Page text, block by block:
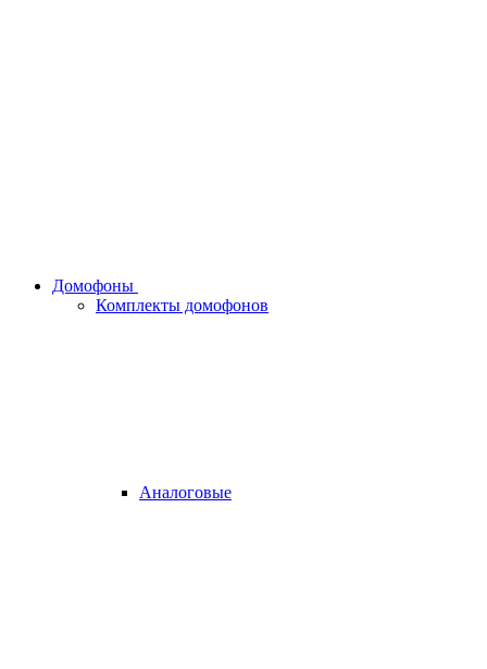
Домофоны
Комплекты домофонов
Аналоговые